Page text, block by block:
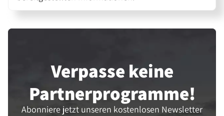
Verpasse keine
Partner­programme!
Abonniere jetzt unseren kostenlosen Newsletter